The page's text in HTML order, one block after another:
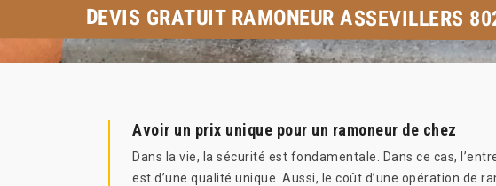
DEVIS GRATUIT RAMONEUR ASSEVILLERS
Avoir un prix unique pour un ramoneur de chez
Dans la vie, la sécurité est fondamentale. Dans ce cas,
est d’une qualité unique. Aussi, le coût d’une opération de